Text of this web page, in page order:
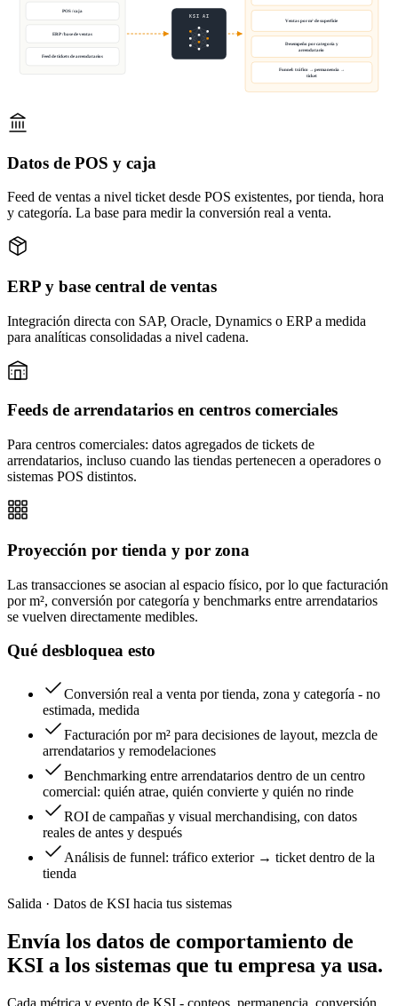
POS / caja
ERP / base de ventas
Feed de tickets de arrendatarios
Ventas por m² de superficie
Desempeño por categoría y
arrendatario
Funnel: tráfico → permanencia →
ticket
KSI AI
Datos de POS y caja
Feed de ventas a nivel ticket desde POS existentes, por tienda, hora
y categoría. La base para medir la conversión real a venta.
ERP y base central de ventas
Integración directa con SAP, Oracle, Dynamics o ERP a medida
para analíticas consolidadas a nivel cadena.
Feeds de arrendatarios en centros comerciales
Para centros comerciales: datos agregados de tickets de
arrendatarios, incluso cuando las tiendas pertenecen a operadores o
sistemas POS distintos.
Proyección por tienda y por zona
Las transacciones se asocian al espacio físico, por lo que facturación
por m², conversión por categoría y benchmarks entre arrendatarios
se vuelven directamente medibles.
Qué desbloquea esto
Conversión real a venta por tienda, zona y categoría - no
estimada, medida
Facturación por m² para decisiones de layout, mezcla de
arrendatarios y remodelaciones
Benchmarking entre arrendatarios dentro de un centro
comercial: quién atrae, quién convierte y quién no rinde
ROI de campañas y visual merchandising, con datos
reales de antes y después
Análisis de funnel: tráfico exterior → ticket dentro de la
tienda
Salida · Datos de KSI hacia tus sistemas
Envía los datos de comportamiento de
KSI a los sistemas que tu empresa ya usa.
Cada métrica y evento de KSI - conteos, permanencia, conversión,